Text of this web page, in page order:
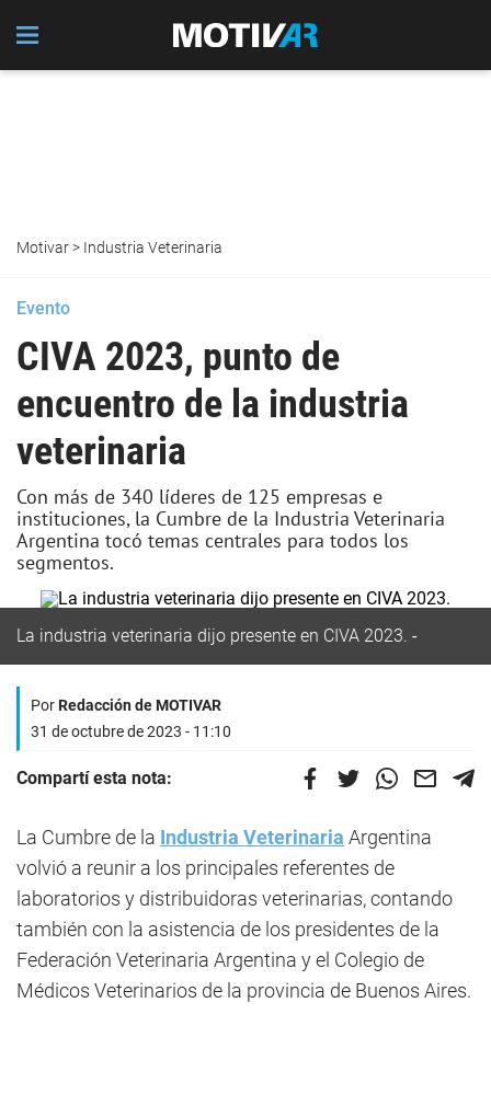
Motivar> Industria Veterinaria
Evento
CIVA 2023, punto de
encuentro de la industria
veterinaria
Con más de 340 líderes de 125 empresas e
instituciones, la Cumbre de la Industria Veterinaria
Argentina tocó temas centrales para todos los
segmentos.
La industria veterinaria dijo presente en CIVA 2023.
PorRedacción de MOTIVAR
31 de octubre de 2023 - 11:10
Compartí esta nota:
La Cumbre de la Industria Veterinaria Argentina
volvió a reunir a los principales referentes de
laboratorios y distribuidoras veterinarias, contando
también con la asistencia de los presidentes de la
Federación Veterinaria Argentina y el Colegio de
Médicos Veterinarios de la provincia de Buenos Aires.